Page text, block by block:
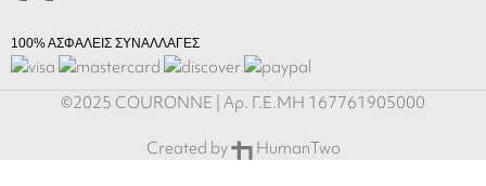
100% ΑΣΦΑΛΕΙΣ ΣΥΝΑΛΛΑΓΕΣ
©2025 COURONNE | Αρ. Γ.Ε.ΜΗ 167761905000
Created by HumanTwo